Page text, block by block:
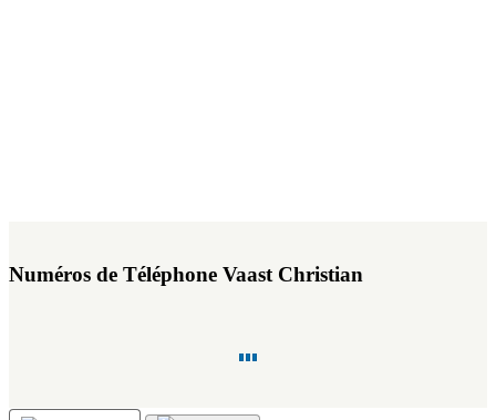
Numéros de Téléphone Vaast Christian